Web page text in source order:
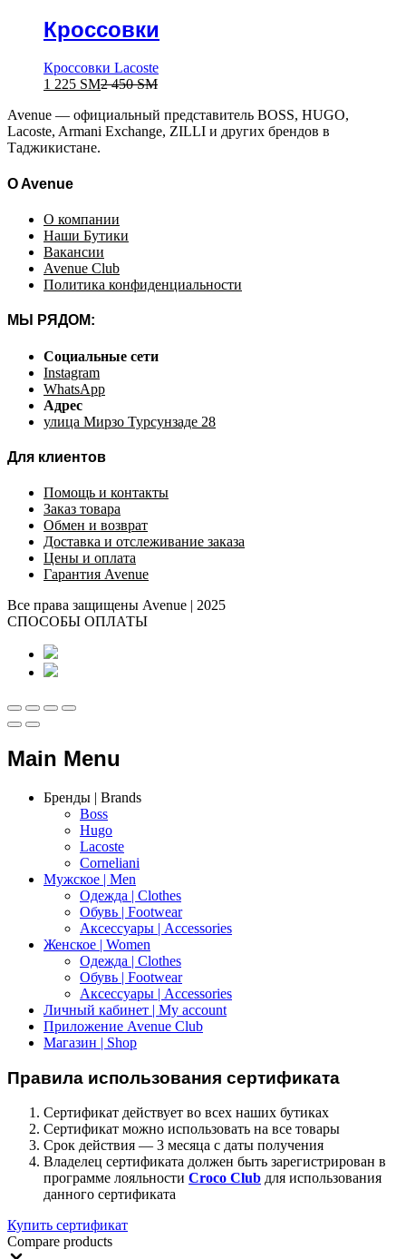
Кроссовки
Кроссовки Lacoste
1 225 ЅМ2 450ЅМ
Avenue — официальный представитель BOSS, HUGO,
Lacoste, Armani Exchange, ZILLI и других брендов в
Таджикистане.
O Avenue
О компании
Наши Бутики
Вакансии
Avenue Club
Политика конфиденциальности
МЫ РЯДОМ:
Социальные сети
Instagram
WhatsApp
Адрес
улица Мирзо Турсунзаде 28
Для клиентов
Помощь и контакты
Заказ товара
Обмен и возврат
Доставка и отслеживание заказа
Цены и оплата
Гарантия Avenue
Все права защищены Avenue | 2025
СПОСОБЫ ОПЛАТЫ
Main Menu
Бренды | Brands
Boss
Hugo
Lacoste
Corneliani
Мужское | Men
Одежда | Clothes
Обувь | Footwear
Аксессуары | Accessories
Женское | Women
Одежда | Clothes
Обувь | Footwear
Аксессуары | Accessories
Личный кабинет | My account
Приложение Avenue Club
Магазин | Shop
Правила использования сертификата
Сертификат действует во всех наших бутиках
Сертификат можно использовать на все товары
Срок действия — 3 месяца с даты получения
Владелец сертификата должен быть зарегистрирован в
программе лояльности Croco Club для использования
данного сертификата
Купить сертификат
Compare products